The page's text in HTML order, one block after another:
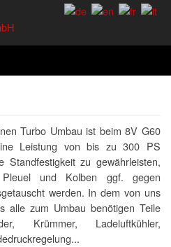
Turbo Umbau ist beim 8V G60
Leistung von bis zu 300 PS
Standfestigkeit zu gewährleisten,
und Kolben ggf. gegen
werden. In dem von uns
alle zum Umbau benötigen Teile
Krümmer, Ladeluftkühler,